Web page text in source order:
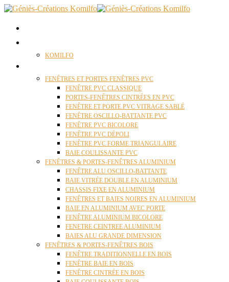
KOMILFO
FENÊTRES ET PORTES FENÊTRES PVC
FENÊTRE PVC CLASSIQUE
PORTES-FENÊTRES CINTRÉES EN PVC
FENÊTRE ET PORTE PVC VITRAGE SABLÉ
FENÊTRE OSCILLO-BATTANTE PVC
FENÊTRE PVC BICOLORE
FENÊTRE PVC DÉPOLI
FENÊTRE PVC FORME TRIANGULAIRE
BAIE COULISSANTE PVC
FENÊTRES & PORTES-FENÊTRES ALUMINIUM
FENÊTRE ALU OSCILLO-BATTANTE
BAIE VITRÉE DOUBLE EN ALUMINIUM
CHASSIS FIXE EN ALUMINIUM
FENÊTRES ET BAIES NOIRES EN ALUMINIUM
BAIE EN ALUMINIUM AVEC PORTE
FENÊTRE ALUMINIUM BICOLORE
FENETRE CEINTREE ALUMINIUM
BAIES ALU GRANDE DIMENSION
FENÊTRES & PORTES-FENÊTRES BOIS
FENÊTRE TRADITIONNELLE EN BOIS
FENÊTRE BAIE EN BOIS
FENÊTRE CINTRÉE EN BOIS